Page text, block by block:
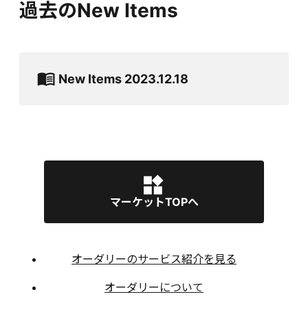
過去のNew Items
New Items 2023.12.18
マーケットTOPへ
オーダリーのサービス紹介を見る
オーダリーについて